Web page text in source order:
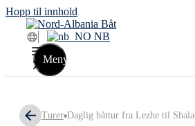
Hopp til innhold
NB
Meny
Turer Daglig båttur fra Lezhe til